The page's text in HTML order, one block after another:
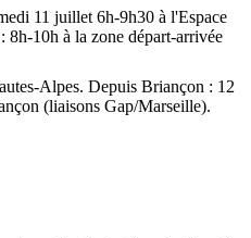
11 juillet 6h-9h30 à l'Espace
10h à la zone départ-arrivée
Alpes. Depuis Briançon : 12
(liaisons Gap/Marseille).